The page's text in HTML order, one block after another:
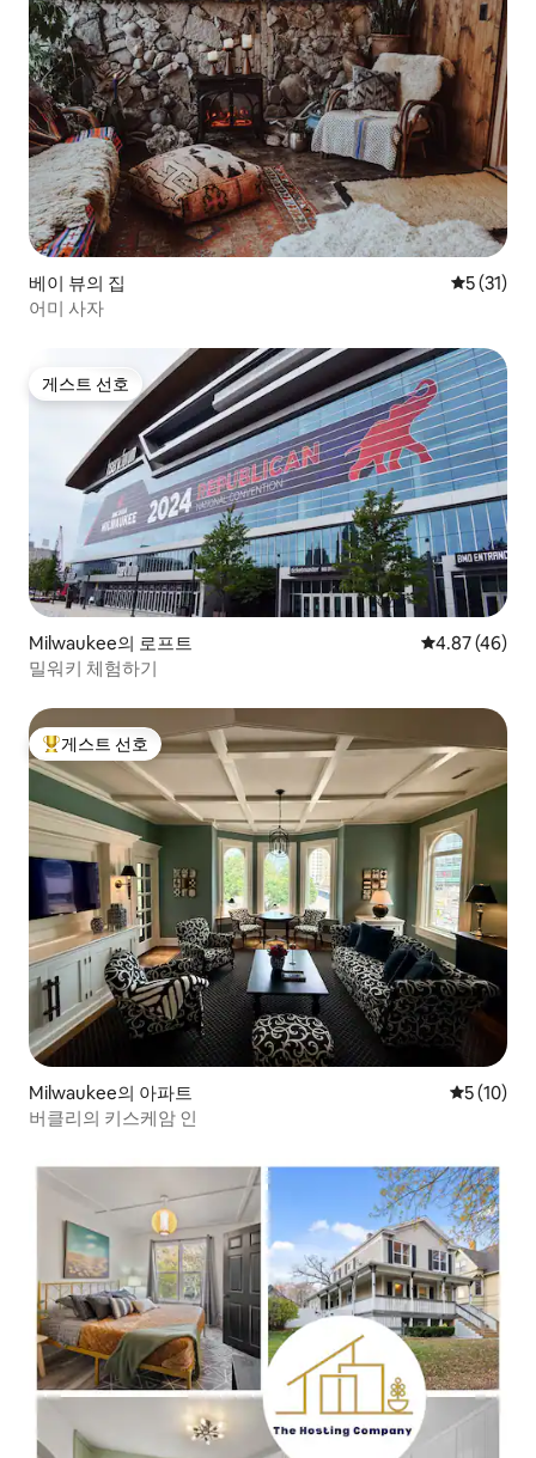
베이 뷰의 집 평점 5점
5 (31)
어미 사자
게스트 선호
게스트 선호
Milwaukee의 로프트 평점 4.87점(5
4.87 (46)
밀워키 체험하기
상위 게스트 선호
게스트 선호
Milwaukee의 아파트 평점 5점
5 (10)
버클리의 키스케암 인